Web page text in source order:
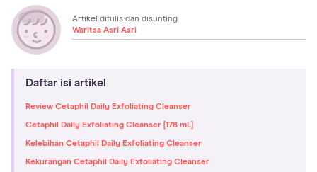
Artikel ditulis dan disunting
Waritsa Asri Asri
Daftar isi artikel
Review Cetaphil Daily Exfoliating Cleanser
Cetaphil Daily Exfoliating Cleanser [178 mL]
Kelebihan Cetaphil Daily Exfoliating Cleanser
Kekurangan Cetaphil Daily Exfoliating Cleanser